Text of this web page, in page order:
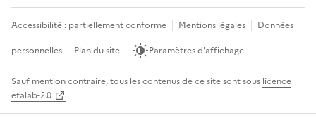
Accessibilité : partiellement conforme Mentions légales
Données
personnelles
Plan du site Paramètres d'affichage
Sauf mention contraire, tous les contenus de ce site sont sous licence
etalab-2.0